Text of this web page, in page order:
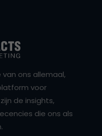
ons allemaal,
voor
de insights,
die ons als